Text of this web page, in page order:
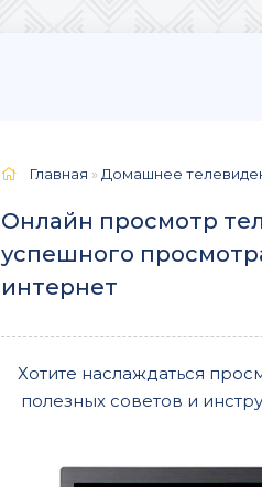
Главная » Домашнее
Онлайн просмотр
успешного
интернет
Хотите наслаждаться
полезных советов и